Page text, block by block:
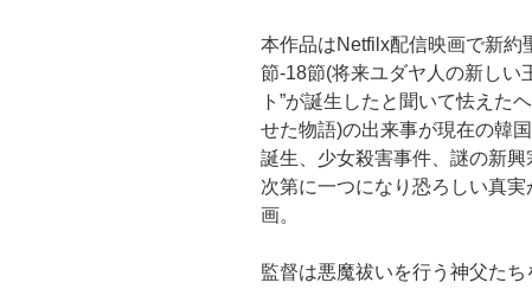
本作品はNetfilx配信映画で新約
節-18節(将来ユダヤ人の新しい
ト”が誕生したと聞いて怯えた
せた物語)の出来事が現在の韓
誕生、少女殺害事件、謎の新
次第に一つになり恐ろしい真
画。
監督は悪魔祓いを行う神父た